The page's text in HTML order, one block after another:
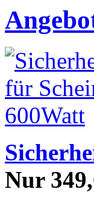
Nur